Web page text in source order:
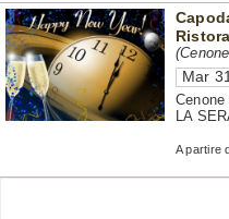
Mar
LA
A partire